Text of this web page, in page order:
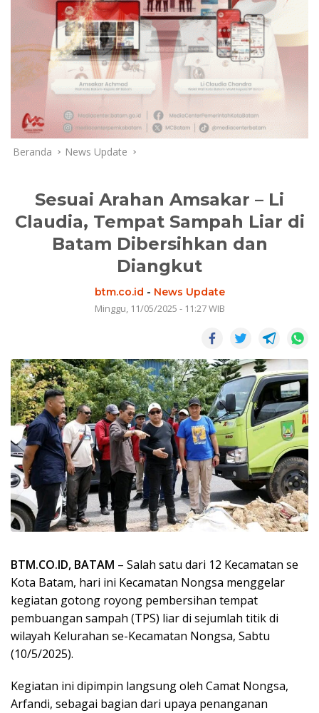
Beranda News Update
Sesuai Arahan Amsakar – Li
Claudia, Tempat Sampah Liar di
Batam Dibersihkan dan
Diangkut
btm.co.id - News Update
Minggu, 11/05/2025 - 11:27 WIB
BTM.CO.ID, BATAM – Salah satu dari 12 Kecamatan se
Kota Batam, hari ini Kecamatan Nongsa menggelar
kegiatan gotong royong pembersihan tempat
pembuangan sampah (TPS) liar di sejumlah titik di
wilayah Kelurahan se-Kecamatan Nongsa, Sabtu
(10/5/2025).
Kegiatan ini dipimpin langsung oleh Camat Nongsa,
Arfandi, sebagai bagian dari upaya penanganan